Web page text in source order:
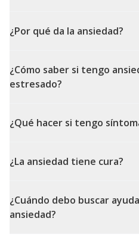
¿Por qué da la ansiedad?
¿Cómo saber si tengo
estresado?
¿Qué hacer si tengo
¿La ansiedad tiene cura?
¿Cuándo debo buscar
ansiedad?